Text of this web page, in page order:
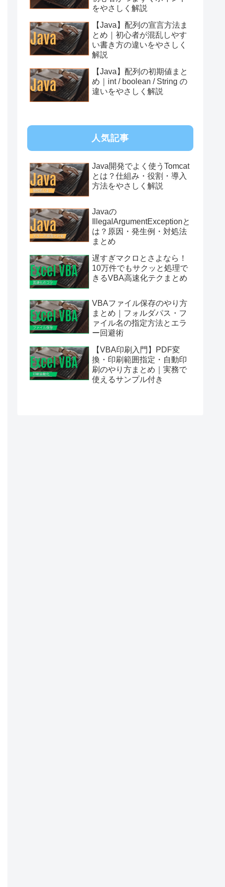
をやさしく解説
【Java】配列の宣言方法ま
とめ｜初心者が混乱しやす
い書き方の違いをやさしく
解説
【Java】配列の初期値まと
め｜int / boolean / String の
違いをやさしく解説
人気記事
Java開発でよく使うTomcat
とは？仕組み・役割・導入
方法をやさしく解説
Javaの
IllegalArgumentExceptionと
は？原因・発生例・対処法
まとめ
遅すぎマクロとさよなら！
10万件でもサクッと処理で
きるVBA高速化テクまとめ
VBAファイル保存のやり方
まとめ｜フォルダパス・フ
ァイル名の指定方法とエラ
ー回避術
【VBA印刷入門】PDF変
換・印刷範囲指定・自動印
刷のやり方まとめ｜実務で
使えるサンプル付き